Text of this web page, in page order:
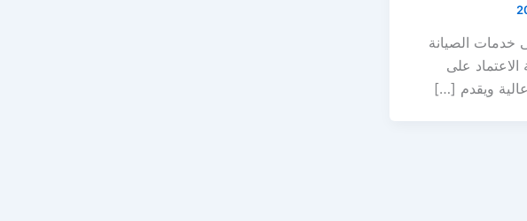
خدمات الصيانة
الاعتماد على
ويقدم […]